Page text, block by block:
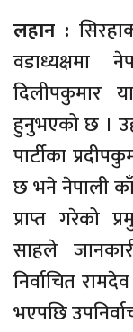
लहान :
वडाध्यक्षमा
दिलीपकुमार
हुनुभएको छ ।
पार्टीका
छ भने नेपाली
प्राप्त गरेको
साहले
निर्वाचित
भएपछि